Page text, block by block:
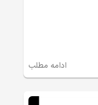
ادامه مطلب